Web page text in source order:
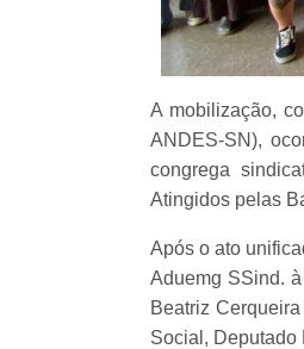
A mobilização,
ANDES-SN),
congrega
Atingidos pelas
Após o ato
Aduemg SSind.
Beatriz
Social, Deputado